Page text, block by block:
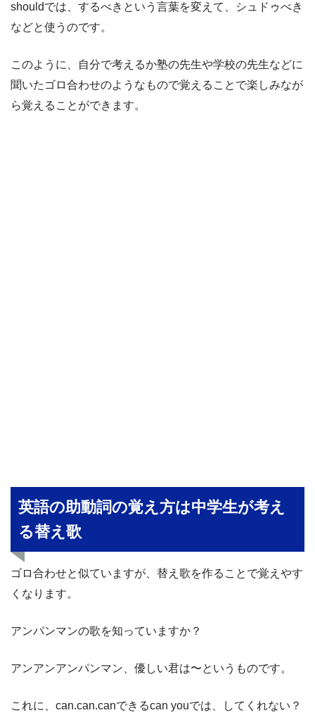
shouldでは、するべきという言葉を変えて、シュドゥべき
などと使うのです。
このように、自分で考えるか塾の先生や学校の先生などに
聞いたゴロ合わせのようなもので覚えることで楽しみなが
ら覚えることができます。
英語の助動詞の覚え方は中学生が考え
る替え歌
ゴロ合わせと似ていますが、替え歌を作ることで覚えやす
くなります。
アンパンマンの歌を知っていますか？
アンアンアンパンマン、優しい君は〜というものです。
これに、can.can.canできるcan youでは、してくれない？